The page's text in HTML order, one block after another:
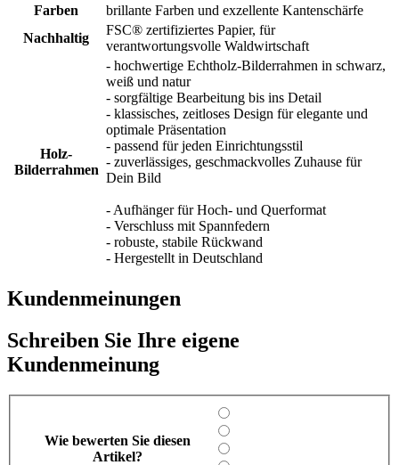
Farben
brillante Farben und exzellente Kantenschärfe
Nachhaltig
FSC® zertifiziertes Papier, für
verantwortungsvolle Waldwirtschaft
Holz-
Bilderrahmen
- hochwertige Echtholz-Bilderrahmen in schwarz,
weiß und natur
- sorgfältige Bearbeitung bis ins Detail
- klassisches, zeitloses Design für elegante und
optimale Präsentation
- passend für jeden Einrichtungsstil
- zuverlässiges, geschmackvolles Zuhause für
Dein Bild
- Aufhänger für Hoch- und Querformat
- Verschluss mit Spannfedern
- robuste, stabile Rückwand
- Hergestellt in Deutschland
Kundenmeinungen
Schreiben Sie Ihre eigene
Kundenmeinung
Wie bewerten Sie diesen
Artikel?